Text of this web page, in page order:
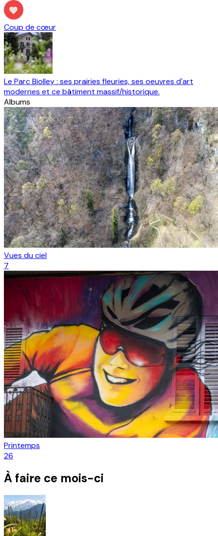
Coup de cœur
Le Parc Biolley : ses prairies fleuries, ses oeuvres d'art
modernes et ce bâtiment massif/historique.
Albums
Vues du ciel
7
Printemps
26
À faire ce mois-ci